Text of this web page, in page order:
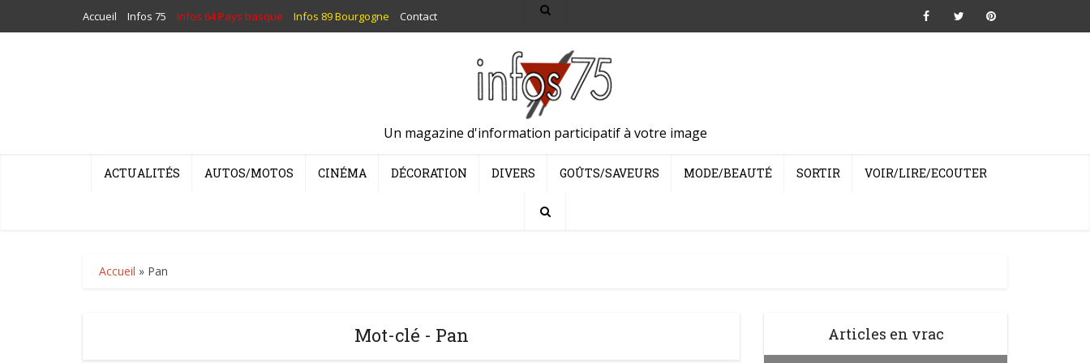
Accueil Infos 75 Infos 64 Pays basque Infos 89 Bourgogne Contact
Un magazine d'information participatif à votre image
ACTUALITÉS AUTOS/MOTOS CINÉMA DÉCORATION DIVERS GOÛTS/SAVEURS MODE/BEAUTÉ SORTIR VOIR/LIRE/ECOUTER
Accueil » Pan
Mot-clé - Pan Articles en vrac